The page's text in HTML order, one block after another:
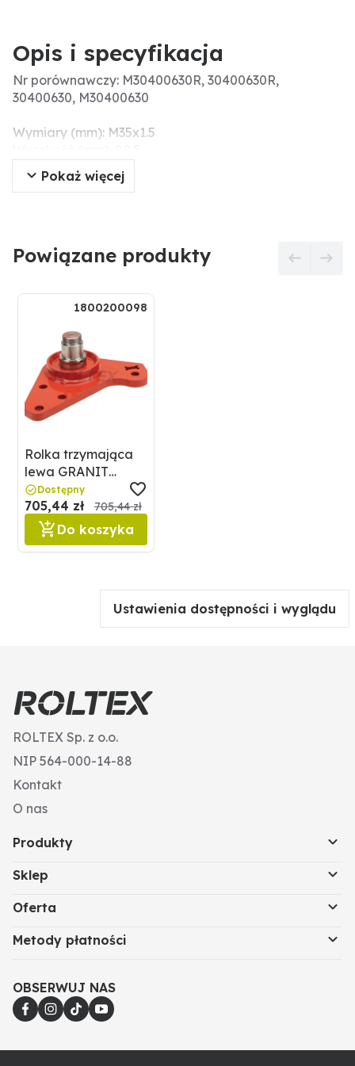
Opis i specyfikacja
Nr porównawczy: M30400630R, 30400630R,
30400630, M30400630
Wymiary (mm): M35x1.5
Długość (mm): 254
Pokaż więcej
Powiązane produkty
1800200098
Rolka trzymająca
lewa GRANIT
1800200098
Dostępny
705,44 zł 705,44 zł
Do koszyka
Ustawienia dostępności i wyglądu
ROLTEX Sp. z o.o.
NIP 564-000-14-88
Kontakt
O nas
Produkty
Sklep
Oferta
Metody płatności
OBSERWUJ NAS